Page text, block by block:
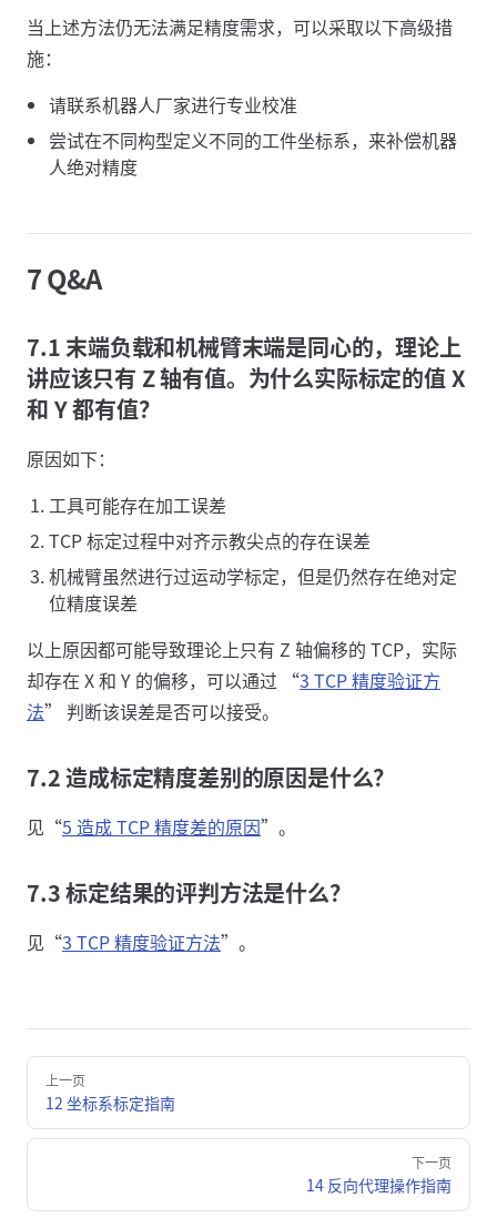
当上述方法仍无法满足精度需求，可以采取以下高级措
施：
请联系机器人厂家进行专业校准
尝试在不同构型定义不同的工件坐标系，来补偿机器
人绝对精度
7 Q&A
7.1 末端负载和机械臂末端是同心的，理论上
讲应该只有 Z 轴有值。为什么实际标定的值 X
和 Y 都有值？
原因如下：
工具可能存在加工误差
TCP 标定过程中对齐示教尖点的存在误差
机械臂虽然进行过运动学标定，但是仍然存在绝对定
位精度误差
以上原因都可能导致理论上只有 Z 轴偏移的 TCP，实际
却存在 X 和 Y 的偏移，可以通过 “3 TCP 精度验证方
法” 判断该误差是否可以接受。
7.2 造成标定精度差别的原因是什么？
见“5 造成 TCP 精度差的原因”。
7.3 标定结果的评判方法是什么？
见“3 TCP 精度验证方法”。
Pager上一页
12 坐标系标定指南
下一页
14 反向代理操作指南